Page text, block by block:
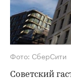
Фото: СберСити
Советский